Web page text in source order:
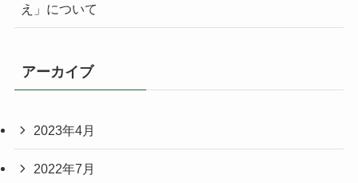
え」について
アーカイブ
2023年4月
2022年7月